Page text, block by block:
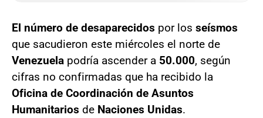
El número de desaparecidos por los seísmos
que sacudieron este miércoles el norte de
Venezuela podría ascender a 50.000, según
cifras no confirmadas que ha recibido la
Oficina de Coordinación de Asuntos
Humanitarios de Naciones Unidas.